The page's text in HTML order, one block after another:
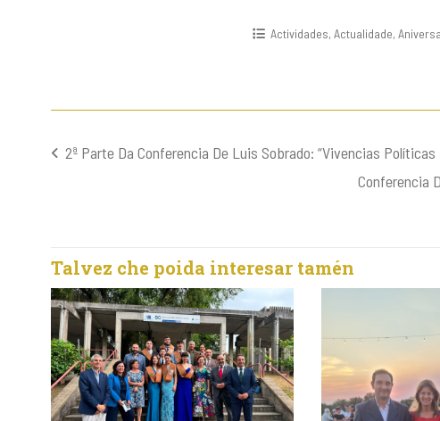
Actividades,Actualidade,
Navegación
2ª Parte Da Conferencia De Luis Sobrado: “Vivencias Políticas
Conferencia
Talvez che poida interesar tamén